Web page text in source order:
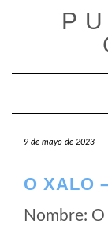
9 de mayo de 2023
O XALO
Nombre: O